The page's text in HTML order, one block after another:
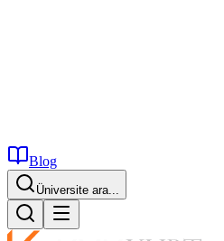
Blog
Üniversite ara...